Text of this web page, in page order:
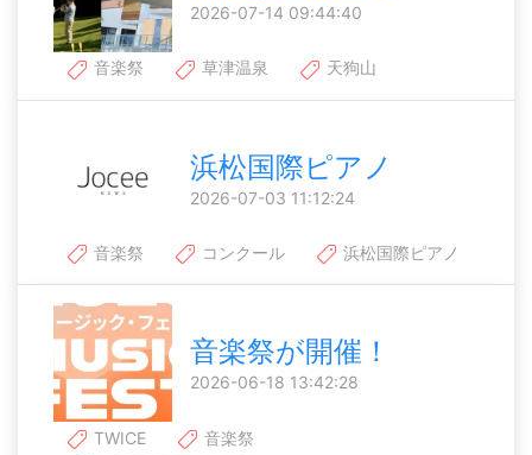
2026-07-14 09:44:40
音楽祭 草津温泉 天狗山
浜松国際ピアノ
2026-07-03 11:12:24
音楽祭 コンクール 浜松国際ピアノ
音楽祭が開催！
2026-06-18 13:42:28
TWICE
音楽祭